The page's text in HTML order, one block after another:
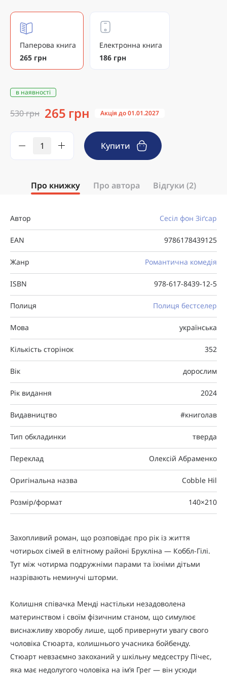
Паперова книга
265 грн
Електронна книга
186 грн
в наявності
530 грн 265 грн Акція до 01.01.2027
Купити
Про книжку Про автора Відгуки (2)
Автор Сесіл фон Зіґсар
EAN 9786178439125
Жанр Романтична комедія
ISBN 978-617-8439-12-5
Полиця Полиця бестселер
Мова українська
Кількість сторінок 352
Вік дорослим
Рік видання 2024
Видавництво #книголав
Тип обкладинки тверда
Переклад Олексій Абраменко
Оригінальна назва Cobble Hil
Розмір/формат 140×210
Захопливий роман, що розповідає про рік із життя
чотирьох сімей в елітному районі Брукліна — Коббл-Гілі.
Тут між чотирма подружніми парами та їхніми дітьми
назрівають неминучі шторми.
Колишня співачка Менді настільки незадоволена
материнством і своїм фізичним станом, що симулює
виснажливу хворобу лише, щоб привернути увагу свого
чоловіка Стюарта, колишнього учасника бойбенду.
Стюарт невзаємно закоханий у шкільну медсестру Пічес,
яка має недолугого чоловіка на ім’я Грег — він усюди